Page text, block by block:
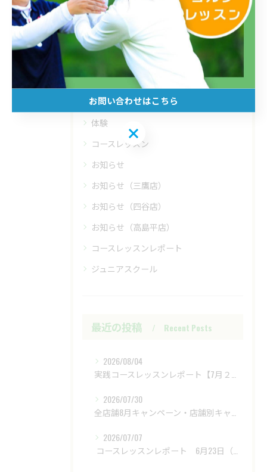
フィットイン高島平店
フィットイン四谷店
インドア
ラウンド
体験
コースレッスン
お知らせ
お知らせ（三鷹店）
お知らせ（四谷店）
お知らせ（高島平店）
コースレッスンレポート
ジュニアスクール
最近の投稿 Recent Posts
2026/08/04
実践コースレッスンレポート【7月２８日（火）富士レイクサイドCC】
2026/07/30
全店舗8月キャンペーン・店舗別キャンペーンもあります
2026/07/07
​ コースレッスンレポート 6月23日（火）新武蔵ヶ丘GC ​
お問い合わせはこちら
お問い合わせはこちら